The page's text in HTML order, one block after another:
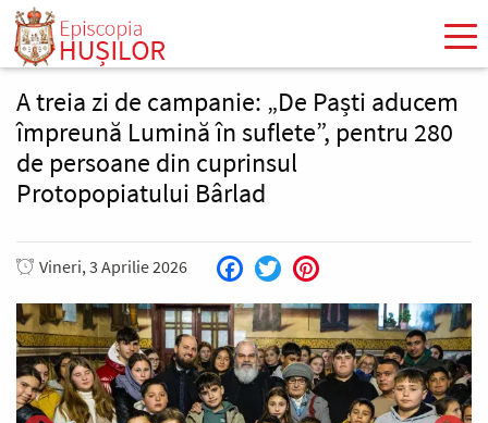
Mergi
conţinutul
principal
A treia zi de campanie: „De Paști aducem
împreună Lumină în suflete”, pentru 280
de persoane din cuprinsul
Protopopiatului Bârlad
Vineri, 3 Aprilie 2026 Facebook
Twitter